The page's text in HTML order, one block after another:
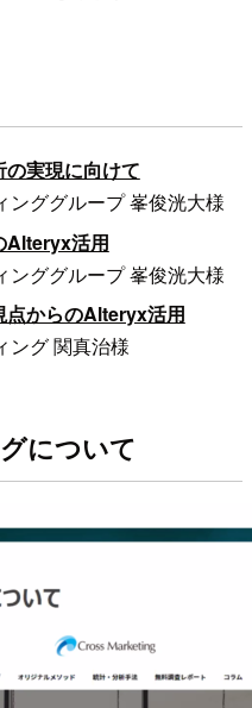
実現に向けて
ンググループ 峯俊洸大様
Alteryx活用
ンググループ 峯俊洸大様
点からのAlteryx活用
ング 関真治様
について